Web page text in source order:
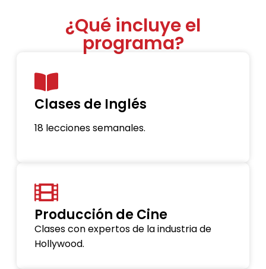
¿Qué incluye el
programa?
Clases de Inglés
18 lecciones semanales.
Producción de Cine
Clases con expertos de la industria de
Hollywood.